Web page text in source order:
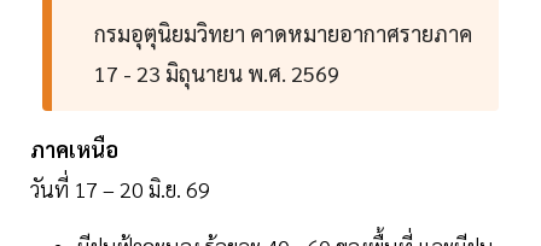
กรมอุตุนิยมวิทยา คาดหมายอากาศรายภาค
17 - 23 มิถุนายน พ.ศ. 2569
ภาคเหนือ
วันที่ 17 – 20 มิ.ย. 69